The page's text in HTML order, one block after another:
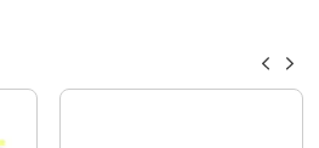
på funksjonaliteten til denne lastebilen.
som brukes til sikring av lasten.
ned for sidelasting av tømmeret. Bak kan